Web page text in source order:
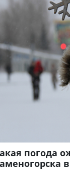
погода